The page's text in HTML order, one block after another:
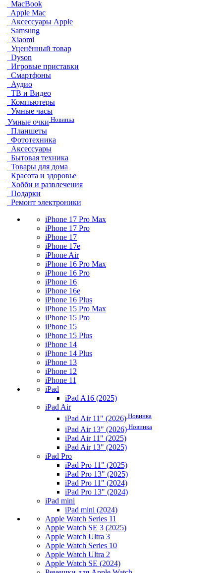
MacBook
Apple Mac
Аксессуары Apple
Samsung
Xiaomi
Уценённый товар
Dyson
Игровые приставки
Смартфоны
Аудио
ТВ и Видео
Компьютеры
Умные часы
Умные очки Новинка
Планшеты
Фототехника
Аксессуары
Бытовая техника
Товары для дома
Красота и здоровье
Хобби и развлечения
Подарки
Ремонт электроники
iPhone 17 Pro Max
iPhone 17 Pro
iPhone 17
iPhone 17e
iPhone Air
iPhone 16 Pro Max
iPhone 16 Pro
iPhone 16
iPhone 16e
iPhone 16 Plus
iPhone 15 Pro Max
iPhone 15 Pro
iPhone 15
iPhone 15 Plus
iPhone 14
iPhone 14 Plus
iPhone 13
iPhone 12
iPhone 11
iPad
iPad A16 (2025)
iPad Air
iPad Air 11" (2026) Новинка
iPad Air 13" (2026) Новинка
iPad Air 11" (2025)
iPad Air 13" (2025)
iPad Pro
iPad Pro 11" (2025)
iPad Pro 13" (2025)
iPad Pro 11" (2024)
iPad Pro 13" (2024)
iPad mini
iPad mini (2024)
Apple Watch Series 11
Apple Watch SE 3 (2025)
Apple Watch Ultra 3
Apple Watch Series 10
Apple Watch Ultra 2
Apple Watch SE (2024)